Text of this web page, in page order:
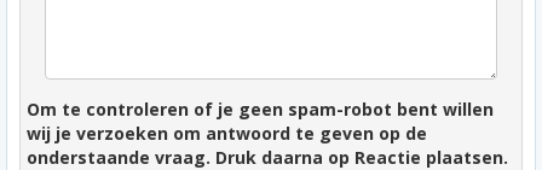
Om te controleren of je geen spam-robot bent willen
wij je verzoeken om antwoord te geven op de
onderstaande vraag. Druk daarna op Reactie plaatsen.